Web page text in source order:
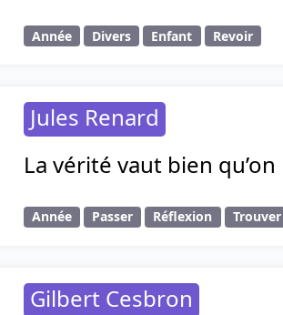
Année Divers Enfant Revoir
Jules Renard
La vérité vaut bien
Année Passer Réflexion Trouver
Gilbert Cesbron